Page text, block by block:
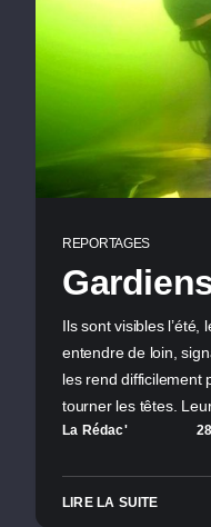
REPORTAGES
Ils sont visibles
entendre de loin,
les rend difficilement
tourner les têtes.
La Rédac'
LIRE LA SUITE